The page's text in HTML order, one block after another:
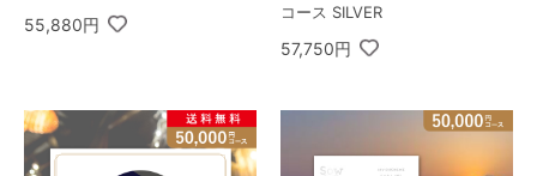
55,880円
コース SILVER
57,750円